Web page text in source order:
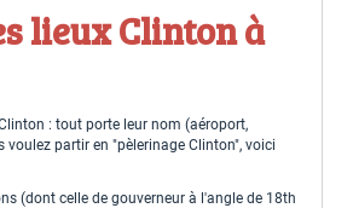
lieux Clinton à
: tout porte leur nom (aéroport,
voulez partir en "pèlerinage Clinton", voici
(dont celle de gouverneur à l'angle de 18th